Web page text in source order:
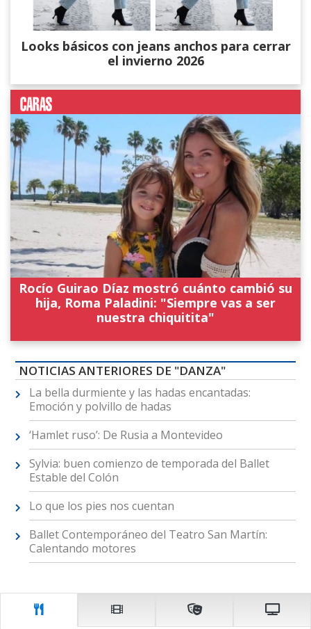
Looks básicos con jeans anchos para cerrar
el invierno 2026
Rocío Guirao Díaz mostró cuánto cambió su
hija, Roma Paladini: "Siempre vas a ser
nuestra chiquitita"
NOTICIAS ANTERIORES DE "DANZA"
La bella durmiente y las hadas encantadas:
Emoción y polvillo de hadas
‘Hamlet ruso’: De Rusia a Montevideo
Sylvia: buen comienzo de temporada del Ballet
Estable del Colón
Lo que los pies nos cuentan
Ballet Contemporáneo del Teatro San Martín:
Calentando motores